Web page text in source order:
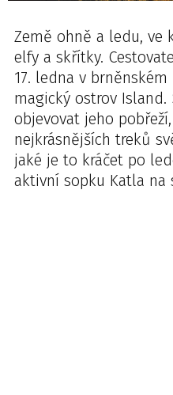
Země ohně a ledu, ve
elfy a skřítky.
17. ledna v
magický ostrov Island.
objevovat jeho
nejkrásnějších treků
jaké je to kráčet po
aktivní sopku Katla na